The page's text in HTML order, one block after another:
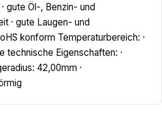
gute Öl-, Benzin- und
· gute Laugen- und
konform Temperaturbereich: ·
technische Eigenschaften: ·
42,00mm ·